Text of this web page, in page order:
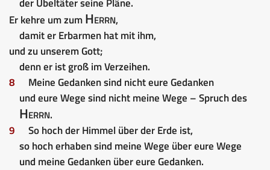
Er kehre um zumHerrn,
damit er Erbarmen hat mit ihm,
und zu unserem Gott;
denn er ist groß im Verzeihen.
8
Meine Gedanken sind nicht eure Gedanken
und eure Wege sind nicht meine Wege – Spruch des
Herrn.
9
So hoch der Himmel über der Erde ist,
so hoch erhaben sind meine Wege über eure Wege
und meine Gedanken über eure Gedanken.